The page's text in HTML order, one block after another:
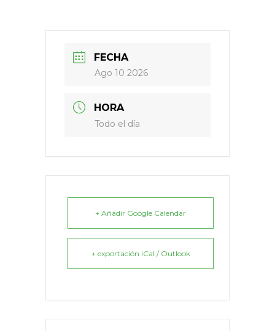
FECHA
Ago 10 2026
HORA
Todo el día
+ Añadir Google Calendar
+ exportación iCal / Outlook